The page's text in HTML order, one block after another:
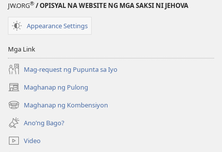
SA
2002
JW.ORG® / OPISYAL NA WEBSITE NG MGA SAKSI NI JEHOVA
Appearance Settings
Mga Link
Mag-request ng Pupunta sa Iyo
Maghanap ng Pulong
(may
bubukas
na
bagong
window)
Maghanap ng Kombensiyon
(may
bubukas
na
bagong
window)
Ano’ng Bago?
Video